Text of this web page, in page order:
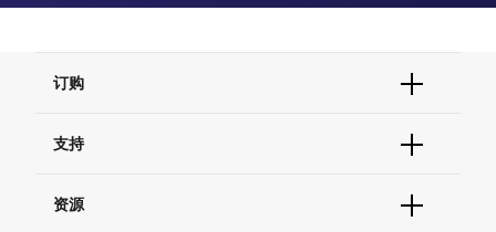
订购
订单支持
现货供应中心
支持
联系我们 - 400 820 8982
资源